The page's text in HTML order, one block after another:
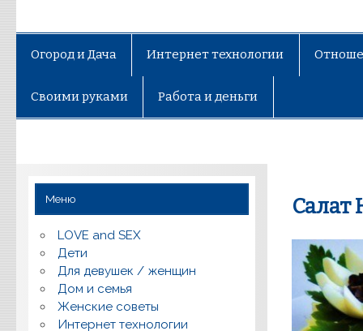
Огород и Дача Интернет технологии
Своими руками Работа и деньги
Салат
Меню
LOVE and SEX
Дети
Для девушек / женщин
Дом и семья
Женские советы
Интернет технологии